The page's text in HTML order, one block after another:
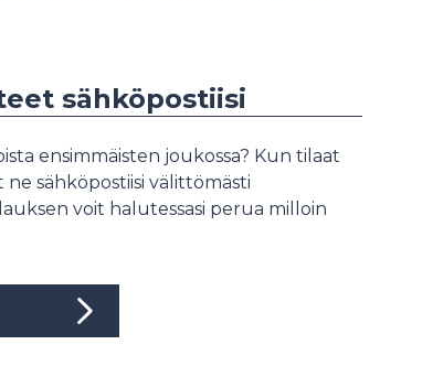
sähköpostiisi
ensimmäisten joukossa? Kun tilaat
sähköpostiisi välittömästi
voit halutessasi perua milloin